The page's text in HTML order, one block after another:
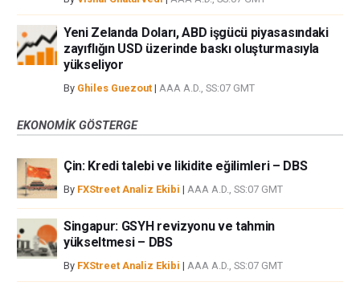
Yeni Zelanda Doları, ABD işgücü piyasasındaki
zayıflığın USD üzerinde baskı oluşturmasıyla
yükseliyor
By Ghiles Guezout | AAA A.D., SS:07 GMT
EKONOMIK GÖSTERGE
Çin: Kredi talebi ve likidite eğilimleri – DBS
By FXStreet Analiz Ekibi | AAA A.D., SS:07 GMT
Singapur: GSYH revizyonu ve tahmin
yükseltmesi – DBS
By FXStreet Analiz Ekibi | AAA A.D., SS:07 GMT